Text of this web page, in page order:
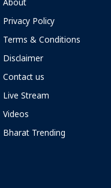
About
Privacy Policy
Terms & Conditions
Disclaimer
Contact us
Live Stream
Videos
Bharat Trending